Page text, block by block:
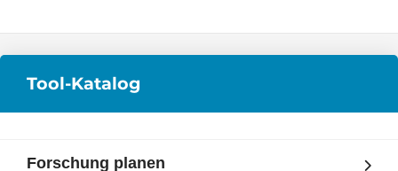
Tool-Katalog
Forschung planen